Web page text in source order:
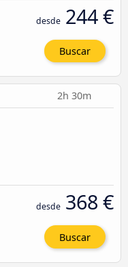
desde 244 €
Buscar
2h 30m
desde 368 €
Buscar